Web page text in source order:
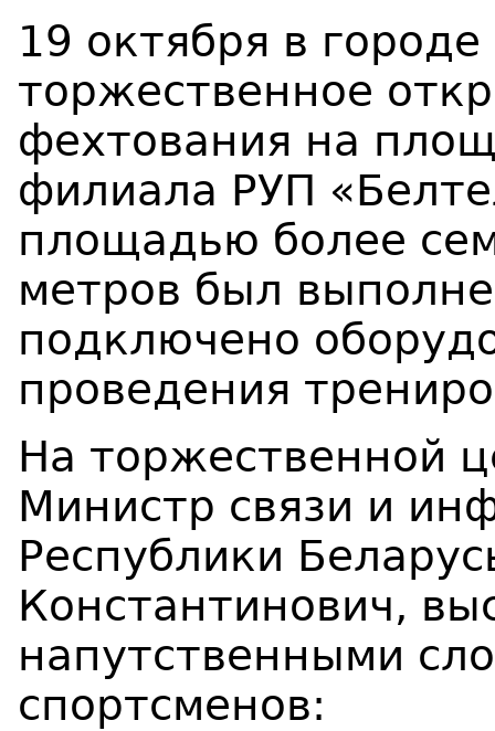
19 октября в
торжественное
фехтования на
филиала РУП
площадью более
метров был
подключено
проведения
На торжественной
Министр связи и
Республики
Константинович,
напутственными
спортсменов: